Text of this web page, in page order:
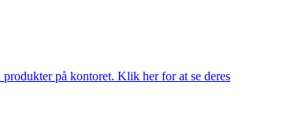
på kontoret. Klik her for at se deres